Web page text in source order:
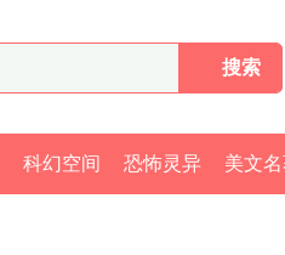
科幻空间 恐怖灵异 美文